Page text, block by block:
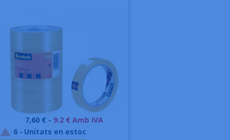
Preu
7,60 € - 9.2 € Amb IVA
 6 - Unitats en estoc